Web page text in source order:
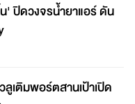
ปิดวงจรน้ำยาแอร์ ดัน
ลูเติมพอร์ตสานเป้าเปิด